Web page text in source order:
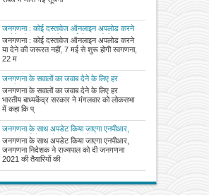
जनगणना : कोई दस्तावेज ऑनलाइन अपलोड करने
या देने की जरूरत नहीं, 7 मई से शुरू होगी स्वगणना,
22 मई से प्रगणक आपके घर आकर भरेंगे विवरण
जनगणना : कोई दस्तावेज ऑनलाइन अपलोड करने
या देने की जरूरत नहीं, 7 मई से शुरू होगी स्वगणना,
22 म
जनगणना के सवालों का जवाब देने के लिए हर
भारतीय बाध्य
जनगणना के सवालों का जवाब देने के लिए हर
भारतीय बाध्यकेंद्र सरकार ने मंगलवार को लोकसभा
में कहा कि प्
जनगणना के साथ अपडेट किया जाएगा एनपीआर,
जनगणना निदेशक ने राज्यपाल को दी जनगणना
2021 की तैयारियों की जानकारी, 16 मई से 30 जून
तक होगा मकान सूचीकरण व गणना का कार्य
जनगणना के साथ अपडेट किया जाएगा एनपीआर,
जनगणना निदेशक ने राज्यपाल को दी जनगणना
2021 की तैयारियों की